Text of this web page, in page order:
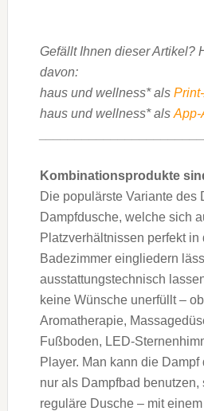
Gefällt Ihnen dieser Artikel?
davon:
haus und wellness* als
haus und wellness* als App-
Kombinationsprodukte
Die populärste Variante des
Dampfdusche, welche sich
Platzverhältnissen perfekt in
Badezimmer eingliedern
ausstattungstechnisch
keine Wünsche unerfüllt –
Aromatherapie,
Fußboden, LED-
Player. Man kann die
nur als Dampfbad
reguläre Dusche – mit